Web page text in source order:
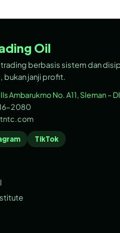
Oil
berbasis sistem dan
bukan janji profit.
Ambarukmo No. A11, Sleman –
2080
TikTok